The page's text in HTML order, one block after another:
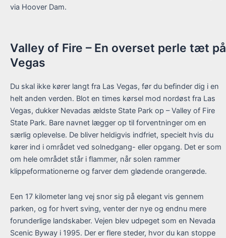
via Hoover Dam.
Valley of Fire – En overset perle tæt på
Vegas
Du skal ikke kører langt fra Las Vegas, før du befinder dig i en
helt anden verden. Blot en times kørsel mod nordøst fra Las
Vegas, dukker Nevadas ældste State Park op – Valley of Fire
State Park. Bare navnet lægger op til forventninger om en
særlig oplevelse. De bliver heldigvis indfriet, specielt hvis du
kører ind i området ved solnedgang- eller opgang. Det er som
om hele området står i flammer, når solen rammer
klippeformationerne og farver dem glødende orangerøde.
Een 17 kilometer lang vej snor sig på elegant vis gennem
parken, og for hvert sving, venter der nye og endnu mere
forunderlige landskaber. Vejen blev udpeget som en Nevada
Scenic Byway i 1995. Der er flere steder, hvor du kan stoppe